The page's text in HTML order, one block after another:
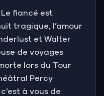
Le fiancé est
tragique, l’amour
et Walter
de voyages
lors du Tour
Percy
à vous de